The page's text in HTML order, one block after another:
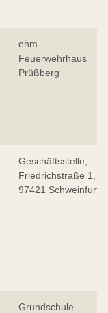
ehm.
Feuerwehrhaus
Prüßberg
Geschäftsstelle,
Friedrichstraße 1,
97421 Schweinfurt
Grundschule